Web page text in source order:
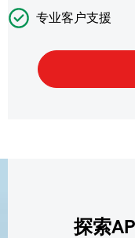
专业客户支援
探索